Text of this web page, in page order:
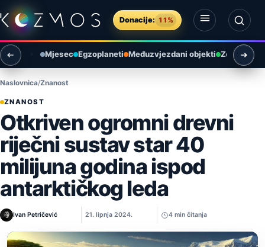
Preskoči na sadržaj
Donacije: 11%
Otvori izbornik
Otvori pretragu
Mjesec Egzoplaneti Međuzvjezdani objekti Zemlja i
Naslovnica Znanost
ZNANOST
Otkriven ogromni drevni
riječni sustav star 40
milijuna godina ispod
antarktičkog leda
Ivan Petričević 21. lipnja 2024. 4 min čitanja